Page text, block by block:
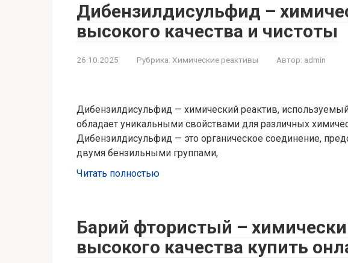
Дибензилдисульфид –
высокого качества и чистоты
26.10.2025 Рубрика: Химические реактивы Автор: admin
Дибензилдисульфид — химический реактив,
обладает уникальными свойствами для различных
Дибензилдисульфид — это органическое соединение,
двумя бензильными группами,
Читать полностью
Барий фтористый –
высокого качества купить